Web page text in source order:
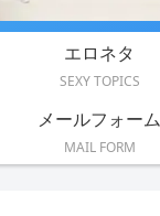
エロネタ
SEXY TOPICS
メールフォーム
MAIL FORM